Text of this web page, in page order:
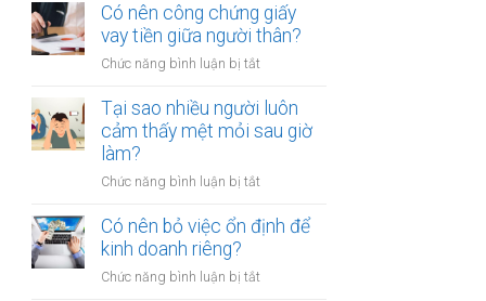
sao
để
khỏi
quen
tiêu
vạ?
Có nên công chứng giấy
vay tiền giữa người thân?
Chức năng bình luận bị tắt
nên
công
chứng
vay
giữa
Tại sao nhiều người luôn
cảm thấy mệt mỏi sau giờ
làm?
Chức năng bình luận bị tắt
sao
luôn
Có nên bỏ việc ổn định để
kinh doanh riêng?
Chức năng bình luận bị tắt